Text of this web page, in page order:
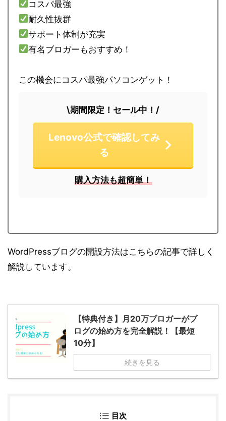
コスパ最強
耐久性抜群
サポート体制が充実
有名ブロガーもおすすめ！
この機会にコスパ最強パソコンゲット！
\期間限定！セール中！/
Lenovo公式で確認してみ
る
購入方法も超簡単！
WordPressブログの開設方法はこちらの記事で詳しく
解説しています。
【特典付き】月20万ブロガーがブ
ログの始め方を完全解説！【最短
10分】
続きを見る
目次